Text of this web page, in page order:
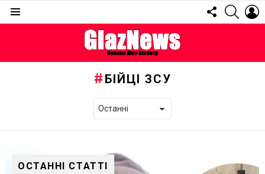
FOLLOW
US
БІЙЦІ ЗСУ
ОСТАННІ СТАТТІ